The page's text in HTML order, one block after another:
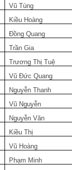
Vũ Tùng
Kiều Hoàng
Đồng Quang
Trần Gia
Trương Thị Tuệ
Vũ Đức Quang
Nguyễn Thanh
Vũ Nguyễn
Nguyễn Văn
Kiều Thị
Vũ Hoàng
Phạm Minh